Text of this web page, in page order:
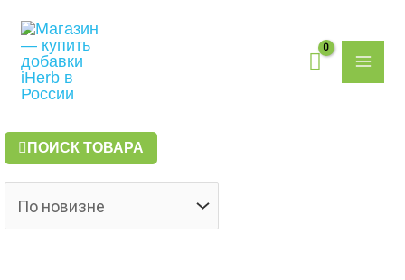
содержимому
ПОИСК ТОВАРА
товаров